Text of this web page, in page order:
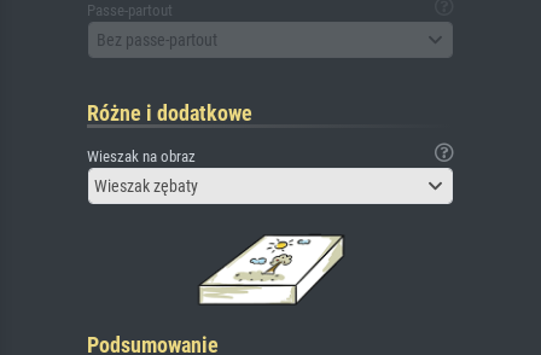
Passe-partout
Bez passe-partout
Różne i dodatkowe
Wieszak na obraz
Wieszak zębaty
Podsumowanie